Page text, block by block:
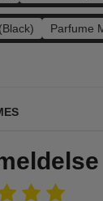
Parfume